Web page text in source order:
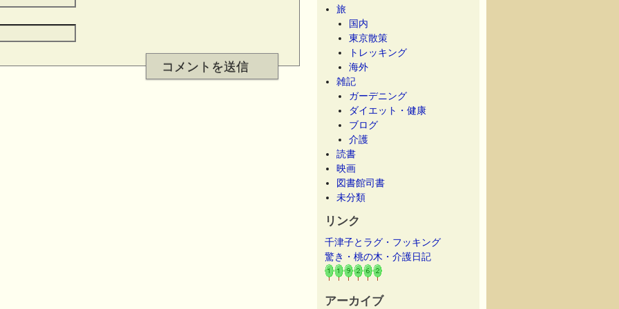
旅
国内
東京散策
トレッキング
海外
雑記
ガーデニング
ダイエット・健康
ブログ
介護
読書
映画
図書館司書
未分類
リンク
千津子とラグ・フッキング
驚き・桃の木・介護日記
アーカイブ